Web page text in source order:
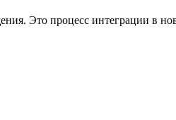
Это процесс интеграции в